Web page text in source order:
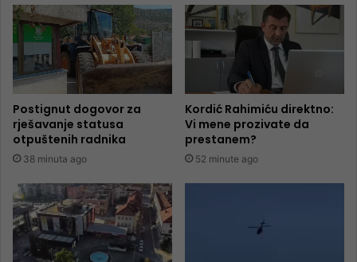
Postignut dogovor za
rješavanje statusa
otpuštenih radnika
38 minuta ago
Kordić Rahimiću direktno:
Vi mene prozivate da
prestanem?
52 minute ago